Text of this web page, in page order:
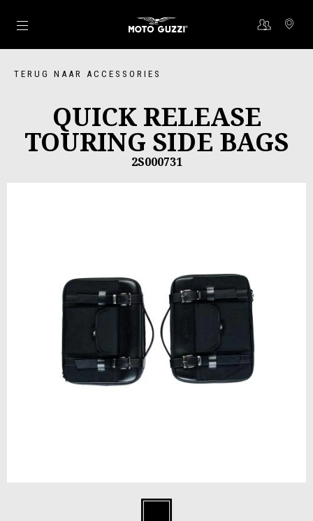
Ga naar de hoofdcontent
TERUG NAAR ACCESSORIES
QUICK RELEASE
TOURING SIDE BAGS
2S000731
Black